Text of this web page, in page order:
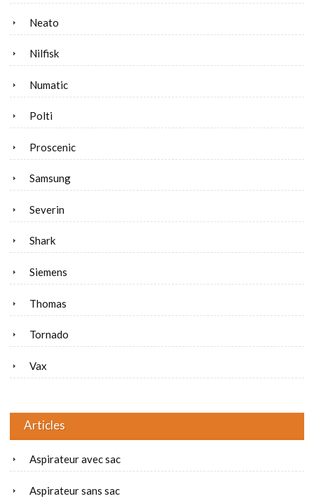
Neato
Nilfisk
Numatic
Polti
Proscenic
Samsung
Severin
Shark
Siemens
Thomas
Tornado
Vax
Articles
Aspirateur avec sac
Aspirateur sans sac